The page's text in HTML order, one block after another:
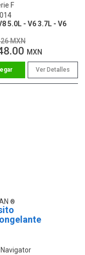
F
5.0L - V6 3.7L - V6
MXN
MXN
Ver Detalles
Navigator